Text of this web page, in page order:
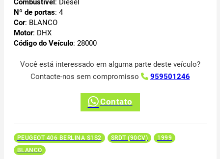
Nº de portas: 4
Cor: BLANCO
Motor: DHX
Código do Veículo: 28000
Você está interessado em alguma parte deste veículo?
Contacte-nos sem compromisso
959501246
Contato
PEUGEOT 406 BERLINA S1S2 SRDT (90CV)
1999
BLANCO